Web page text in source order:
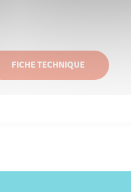
FICHE TECHNIQUE